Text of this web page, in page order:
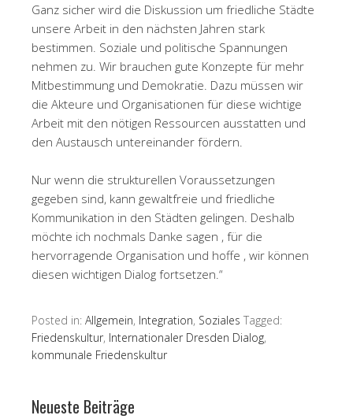
Ganz sicher wird die Diskussion um friedliche Städte
unsere Arbeit in den nächsten Jahren stark
bestimmen. Soziale und politische Spannungen
nehmen zu. Wir brauchen gute Konzepte für mehr
Mitbestimmung und Demokratie. Dazu müssen wir
die Akteure und Organisationen für diese wichtige
Arbeit mit den nötigen Ressourcen ausstatten und
den Austausch untereinander fördern.
Nur wenn die strukturellen Voraussetzungen
gegeben sind, kann gewaltfreie und friedliche
Kommunikation in den Städten gelingen. Deshalb
möchte ich nochmals Danke sagen , für die
hervorragende Organisation und hoffe , wir können
diesen wichtigen Dialog fortsetzen.“
Posted in: Allgemein, Integration, Soziales Tagged:
Friedenskultur, Internationaler Dresden Dialog,
kommunale Friedenskultur
Neueste Beiträge